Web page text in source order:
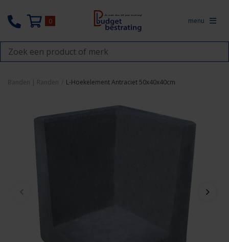
0 menu
Banden | Randen L-Hoekelement Antraciet 50x40x40cm